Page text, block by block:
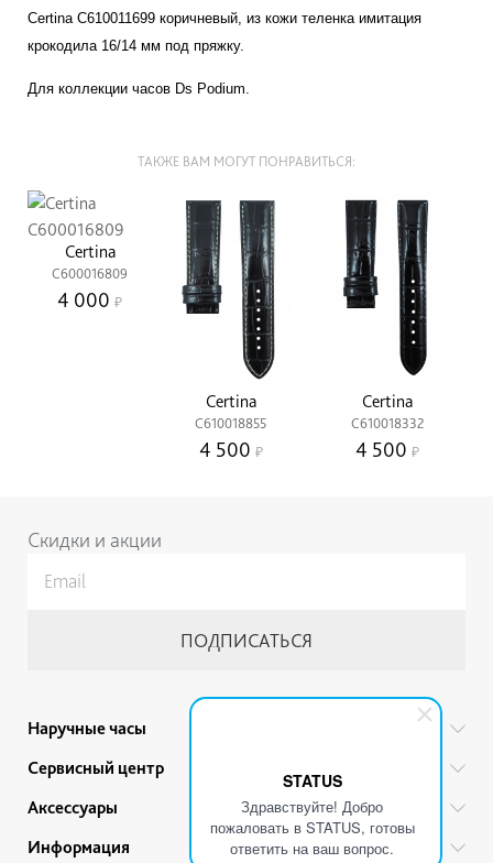
STATUS
Здравствуйте! Добро
пожаловать в STATUS, готовы
ответить на ваш вопрос.
Certina C610011699 коричневый, из кожи теленка имитация
крокодила 16/14 мм под пряжку.
Для коллекции часов Ds Podium.
ТАКЖЕ ВАМ МОГУТ ПОНРАВИТЬСЯ:
Certina
C600016809
4 000
Certina
C610018855
4 500
Certina
C610018332
4 500
Скидки и акции
Наручные часы
Все бренды
Женские часы
Детские часы
Сервисный центр
Гарантийный ремонт
Прайс
Аксессуары
Ручки
Информация